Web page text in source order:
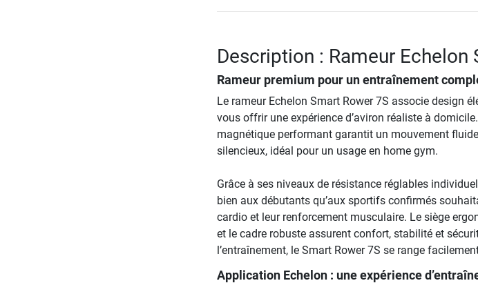
Description : Rameur Echelon
Rameur premium pour un entraînement
Le rameur Echelon Smart Rower 7S associe design
vous offrir une expérience d’aviron réaliste à
magnétique performant garantit un mouvement
silencieux, idéal pour un usage en home gym.
Grâce à ses niveaux de résistance réglables
bien aux débutants qu’aux sportifs confirmés
cardio et leur renforcement musculaire. Le siège
et le cadre robuste assurent confort, stabilité et
l’entraînement, le Smart Rower 7S se range
Application Echelon : une expérience